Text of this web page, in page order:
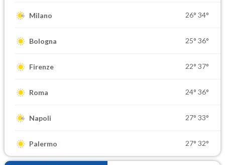
Milano 26° 34°
Bologna 25° 36°
Firenze 22° 37°
Roma 24° 36°
Napoli 27° 33°
Palermo 27° 32°